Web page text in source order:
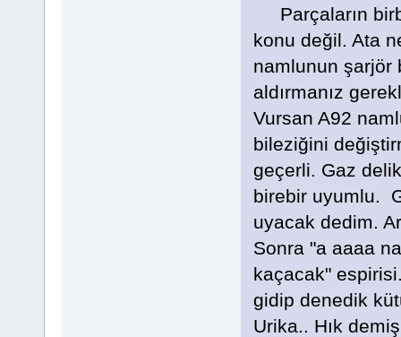
Parçaların
konu değil. Ata
namlunun şarjör
aldırmanız
Vursan A92
bileziğini
geçerli. Gaz
birebir uyumlu.
uyacak dedim.
Sonra "a aaaa
kaçacak"
gidip denedik
Urika.. Hık